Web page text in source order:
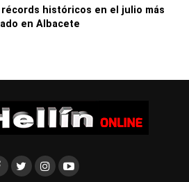
históricos en el julio más
en Albacete